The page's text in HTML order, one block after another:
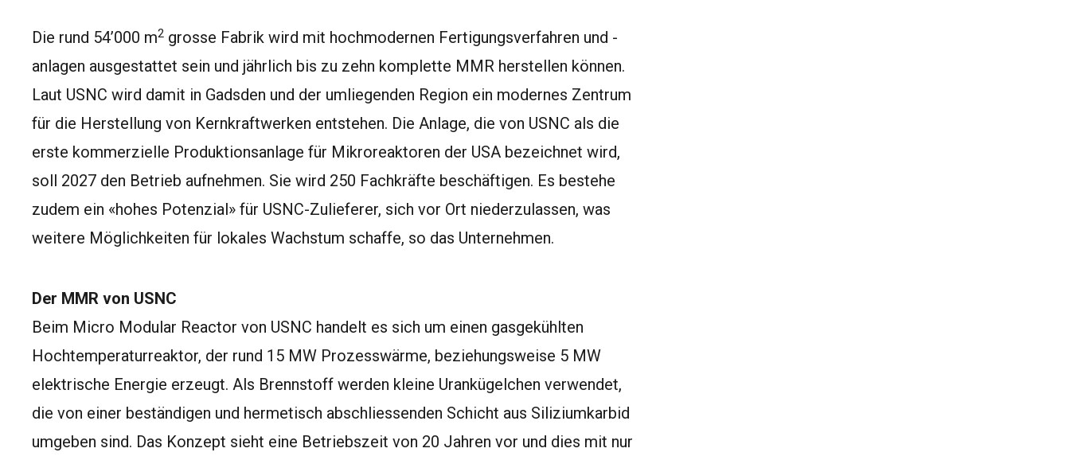
Die rund 54’000 m2 grosse Fabrik wird mit hochmodernen Fertigungsverfahren und -
anlagen ausgestattet sein und jährlich bis zu zehn komplette MMR herstellen können.
Laut USNC wird damit in Gadsden und der umliegenden Region ein modernes Zentrum
für die Herstellung von Kernkraftwerken entstehen. Die Anlage, die von USNC als die
erste kommerzielle Produktionsanlage für Mikroreaktoren der USA bezeichnet wird,
soll 2027 den Betrieb aufnehmen. Sie wird 250 Fachkräfte beschäftigen. Es bestehe
zudem ein «hohes Potenzial» für USNC-Zulieferer, sich vor Ort niederzulassen, was
weitere Möglichkeiten für lokales Wachstum schaffe, so das Unternehmen.
Der MMR von USNC
Beim Micro Modular Reactor von USNC handelt es sich um einen gasgekühlten
Hochtemperaturreaktor, der rund 15 MW Prozesswärme, beziehungsweise 5 MW
elektrische Energie erzeugt. Als Brennstoff werden kleine Urankügelchen verwendet,
die von einer beständigen und hermetisch abschliessenden Schicht aus Siliziumkarbid
umgeben sind. Das Konzept sieht eine Betriebszeit von 20 Jahren vor und dies mit nur